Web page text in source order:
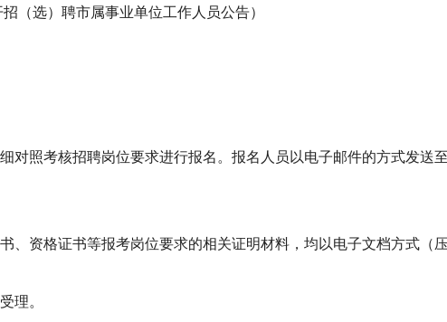
招（选）聘市属事业单位工作人员公告）
对照考核招聘岗位要求进行报名。报名人员以电子邮件的方式发送
、资格证书等报考岗位要求的相关证明材料，均以电子文档方式（
理。